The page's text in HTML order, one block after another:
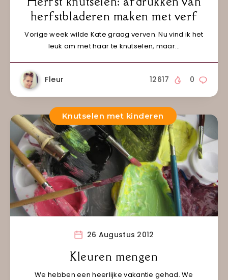
herfstbladeren maken met verf
Vorige week wilde Kate graag verven. Nu vind ik het
leuk om met haar te knutselen, maar…
Fleur 0
12617
Knutselen met kinderen
26 Augustus 2012
Kleuren mengen
We hebben een heerlijke vakantie gehad. We